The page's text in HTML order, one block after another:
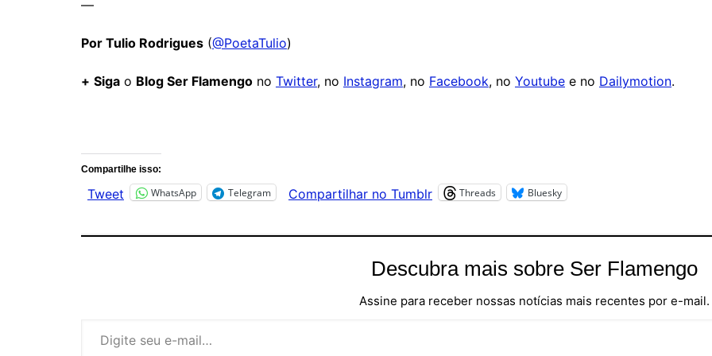
—
Por Tulio Rodrigues (@PoetaTulio)
+ Siga o Blog Ser Flamengo no Twitter, no Instagram, no Facebook, no Youtube e no Dailymotion.
Compartilhe isso:
Tweet WhatsApp Telegram Compartilhar no Tumblr Threads Bluesky
Descubra mais sobre Ser Flamengo
Assine para receber nossas notícias mais recentes por e-mail.